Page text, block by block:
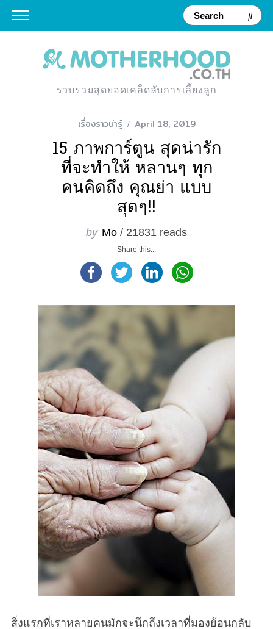
รวบรวมสุดยอดเคล็ดลับการเลี้ยงลูก
เรื่องราวน่ารู้ April 18, 2019
15 ภาพการ์ตูน สุดน่ารัก
ที่จะทำให้ หลานๆ ทุก
คนคิดถึง คุณย่า แบบ
สุดๆ!!
by Mo / 21831 reads
Share this...
สิ่งแรกที่เราหลายคนมักจะนึกถึงเวลาที่มองย้อนกลับ